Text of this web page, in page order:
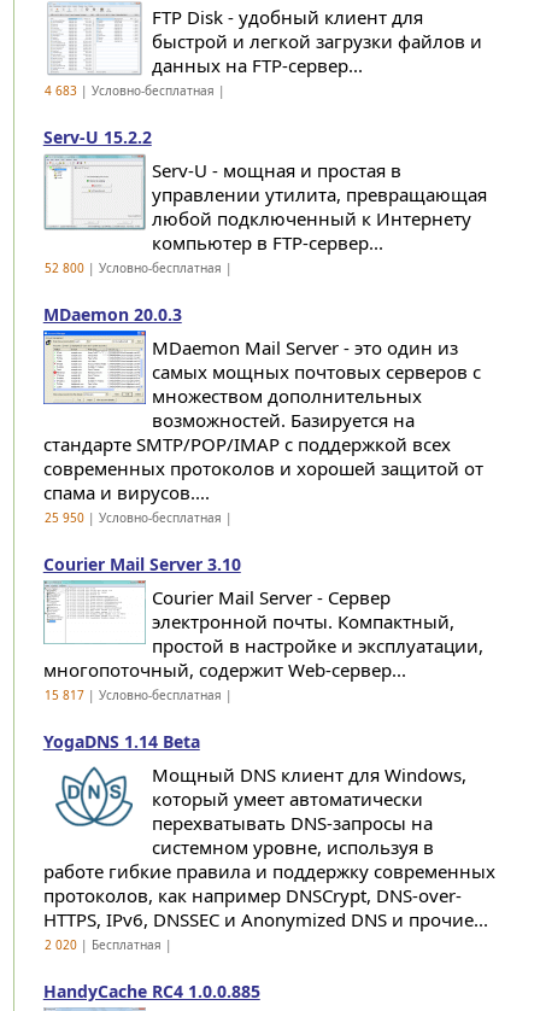
FTP Disk - удобный клиент для
быстрой и легкой загрузки файлов и
данных на FTP-сервер...
4 683| Условно-бесплатная |
Serv-U 15.2.2
Serv-U - мощная и простая в
управлении утилита, превращающая
любой подключенный к Интернету
компьютер в FTP-сервер...
52 800| Условно-бесплатная |
MDaemon 20.0.3
MDaemon Mail Server - это один из
самых мощных почтовых серверов с
множеством дополнительных
возможностей. Базируется на
стандарте SMTP/POP/IMAP с поддержкой всех
современных протоколов и хорошей защитой от
спама и вирусов....
25 950| Условно-бесплатная |
Courier Mail Server 3.10
Courier Mail Server - Сервер
электронной почты. Компактный,
простой в настройке и эксплуатации,
многопоточный, содержит Web-сервер...
15 817| Условно-бесплатная |
YogaDNS 1.14 Beta
Мощный DNS клиент для Windows,
который умеет автоматически
перехватывать DNS-запросы на
системном уровне, используя в
работе гибкие правила и поддержку современных
протоколов, как например DNSCrypt, DNS-over-
HTTPS, IPv6, DNSSEC и Anonymized DNS и прочие...
2 020| Бесплатная |
HandyCache RC4 1.0.0.885